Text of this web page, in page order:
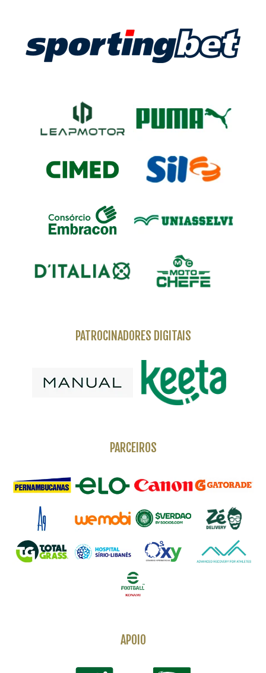
PATROCINADORES DIGITAIS
PARCEIROS
APOIO